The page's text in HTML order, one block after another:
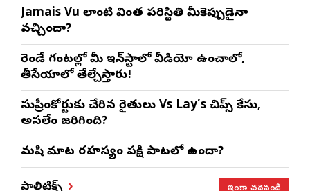
Jamais Vu లాంటి వింత పరిస్థితి మీకెప్పుడైనా
వచ్చిందా?
రెండే గంటల్లో మీ ఇన్‌స్టాలో వీడియో ఉంచాలో,
తీసేయాలో తేల్చేస్తారు!
సుప్రీంకోర్టుకు చేరిన రైతులు Vs Lay’s చిప్స్‌ కేసు,
అసలేం జరిగింది?
మనిషి మాట రహస్యం పక్షి పాటలో ఉందా?
పాలిటిక్స్ ఇంకా చదవండి